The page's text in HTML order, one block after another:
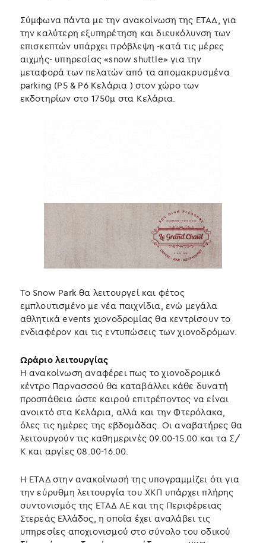
Σύμφωνα πάντα με την ανακοίνωση της ΕΤΑΔ, για
την καλύτερη εξυπηρέτηση και διευκόλυνση των
επισκεπτών υπάρχει πρόβλεψη -κατά τις μέρες
αιχμής- υπηρεσίας «snow shuttle» για την
μεταφορά των πελατών από τα απομακρυσμένα
parking (P5 & P6 Κελάρια ) στον χώρο των
εκδοτηρίων στο 1750μ στα Κελάρια.
Το Snow Park θα λειτουργεί και φέτος
εμπλουτισμένο με νέα παιχνίδια, ενώ μεγάλα
αθλητικά events χιονοδρομίας θα κεντρίσουν το
ενδιαφέρον και τις εντυπώσεις των χιονοδρόμων.
Ωράριο λειτουργίας
Η ανακοίνωση αναφέρει πως το χιονοδρομικό
κέντρο Παρνασσού θα καταβάλλει κάθε δυνατή
προσπάθεια ώστε καιρού επιτρέποντος να είναι
ανοικτό στα Κελάρια, αλλά και την Φτερόλακα,
όλες τις ημέρες της εβδομάδας. Οι αναβατήρες θα
λειτουργούν τις καθημερινές 09.00-15.00 και τα Σ/
Κ και αργίες 08.00-16.00.
Η ΕΤΑΔ στην ανακοίνωσή της υπογραμμίζει ότι για
την εύρυθμη λειτουργία του ΧΚΠ υπάρχει πλήρης
συντονισμός της ΕΤΑΔ ΑΕ και της Περιφέρειας
Στερεάς Ελλάδος, η οποία έχει αναλάβει τις
υπηρεσίες αποχιονισμού στο σύνολο του οδικού